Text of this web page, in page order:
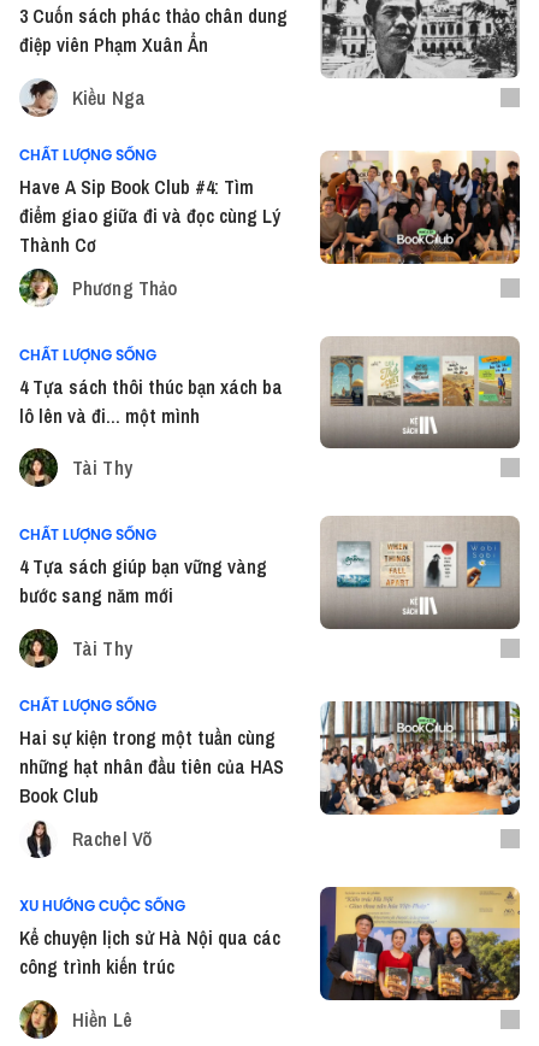
3 Cuốn sách phác thảo chân dung
điệp viên Phạm Xuân Ẩn
Kiều Nga
CHẤT LƯỢNG SỐNG
Have A Sip Book Club #4: Tìm
điểm giao giữa đi và đọc cùng Lý
Thành Cơ
Phương Thảo
CHẤT LƯỢNG SỐNG
4 Tựa sách thôi thúc bạn xách ba
lô lên và đi... một mình
Tài Thy
CHẤT LƯỢNG SỐNG
4 Tựa sách giúp bạn vững vàng
bước sang năm mới
Tài Thy
CHẤT LƯỢNG SỐNG
Hai sự kiện trong một tuần cùng
những hạt nhân đầu tiên của HAS
Book Club
Rachel Võ
XU HƯỚNG CUỘC SỐNG
Kể chuyện lịch sử Hà Nội qua các
công trình kiến trúc
Hiền Lê